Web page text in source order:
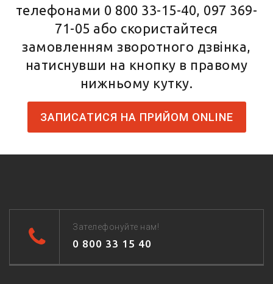
телефонами 0 800 33-15-40, 097 369-
71-05 або скористайтеся
замовленням зворотного дзвінка,
натиснувши на кнопку в правому
нижньому кутку.
ЗАПИСАТИСЯ НА ПРИЙОМ ONLINE
Зателефонуйте нам!
0 800 33 15 40